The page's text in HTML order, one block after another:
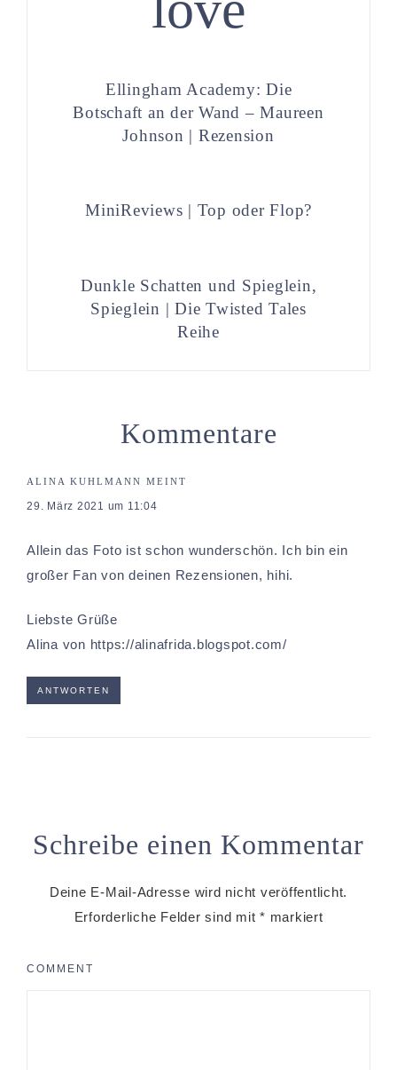
Ellingham Academy: Die
Botschaft an der Wand – Maureen
Johnson | Rezension
MiniReviews | Top oder Flop?
Dunkle Schatten und Spieglein,
Spieglein | Die Twisted Tales
Reihe
Kommentare
ALINA KUHLMANN MEINT
29. März 2021 um 11:04
Allein das Foto ist schon wunderschön. Ich bin ein
großer Fan von deinen Rezensionen, hihi.
Liebste Grüße
Alina von https://alinafrida.blogspot.com/
ANTWORTEN
Schreibe einen Kommentar
Deine E-Mail-Adresse wird nicht veröffentlicht.
Erforderliche Felder sind mit * markiert
COMMENT